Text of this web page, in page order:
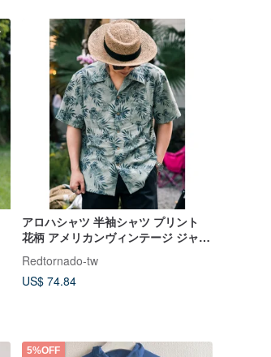
アロハシャツ 半袖シャツ プリント
花柄 アメリカンヴィンテージ ジャカ
ード コットン Aloha Shirt
Redtornado-tw
US$ 74.84
5%OFF